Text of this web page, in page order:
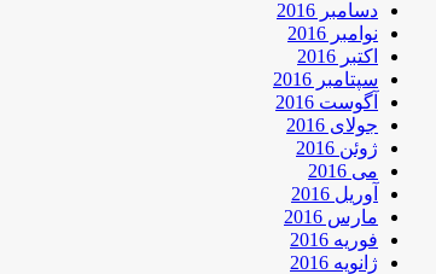
دسامبر 2016
نوامبر 2016
اکتبر 2016
سپتامبر 2016
آگوست 2016
جولای 2016
ژوئن 2016
می 2016
آوریل 2016
مارس 2016
فوریه 2016
ژانویه 2016